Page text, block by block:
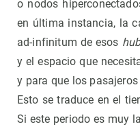
o nodos
en última instancia, la
ad-infinitum de esos
y el espacio que
y para que los
Esto se traduce en el
Si este periodo es muy